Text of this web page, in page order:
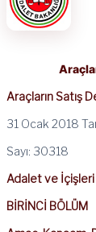
Araçların Satış
31 Ocak 2018
Sayı: 30318
Adalet ve İçişleri
BİRİNCİ BÖLÜM